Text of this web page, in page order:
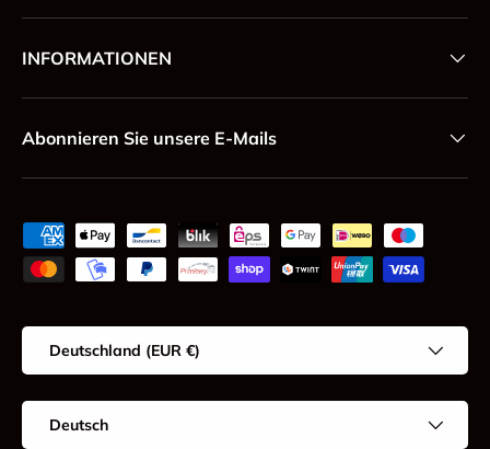
INFORMATIONEN
Abonnieren Sie unsere E-Mails
Zahlungsmethoden
Land/Region
Deutschland (EUR €)
Sprache
Deutsch